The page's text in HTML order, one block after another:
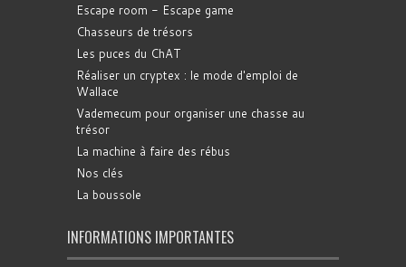
Escape room - Escape game
Chasseurs de trésors
Les puces du ChAT
Réaliser un cryptex : le mode d'emploi de
Wallace
Vademecum pour organiser une chasse au
trésor
La machine à faire des rébus
Nos clés
La boussole
INFORMATIONS IMPORTANTES